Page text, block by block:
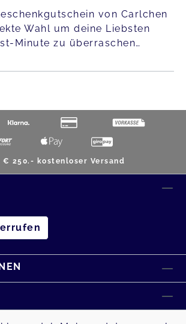
von Carlchen
Wahl um deine Liebsten
Minute zu überraschen…
€ 250.- kostenloser Versand